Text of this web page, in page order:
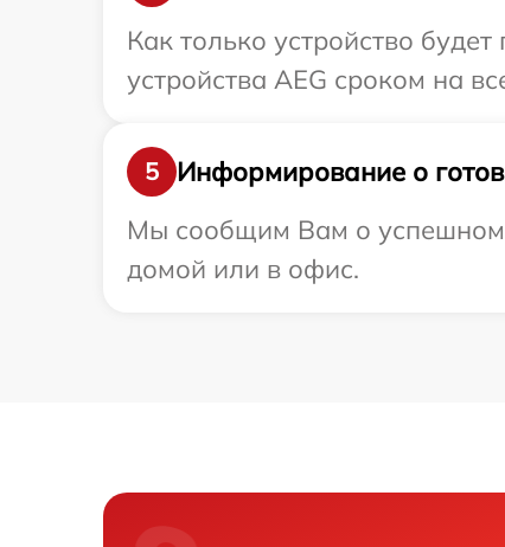
Как только устройство
устройства AEG сроком на
5
Информирование о
Мы сообщим Вам о успешном
домой или в офис.